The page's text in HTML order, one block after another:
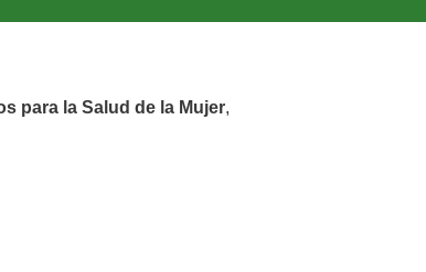
para la Salud de la Mujer,